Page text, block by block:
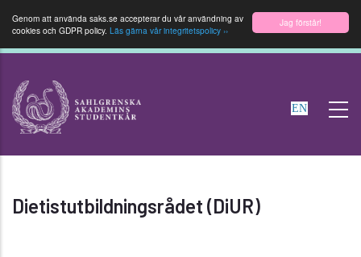
Jag förstår!
Genom att använda saks.se accepterar du vår användning av
cookies och GDPR policy. Läs gärna vår integritetspolicy ››
till
huvudinnehåll
EN
Dietistutbildningsrådet (DiUR)